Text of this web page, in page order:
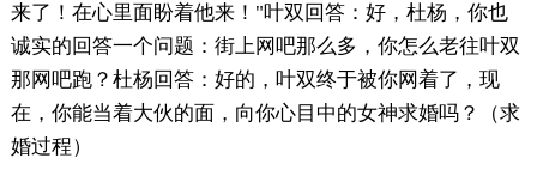
来了！在心里面盼着他来！"叶双回答：好，杜杨，你也
诚实的回答一个问题：街上网吧那么多，你怎么老往叶双
那网吧跑？杜杨回答：好的，叶双终于被你网着了，现
在，你能当着大伙的面，向你心目中的女神求婚吗？（求
婚过程）